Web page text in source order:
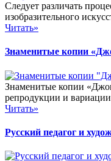
Следует различать
изобразительного
Читать»
Знаменитые копии
Знаменитые копии
репродукции и
Читать»
Русский педагог и